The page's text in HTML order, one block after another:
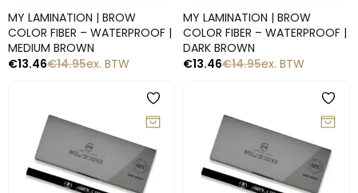
Snelle blik
MY LAMINATION | BROW
COLOR FIBER – WATERPROOF |
MEDIUM BROWN
€14.95
€13.46 ex. BTW
Snelle blik
MY LAMINATION | BROW
COLOR FIBER – WATERPROOF |
DARK BROWN
€14.95
€13.46 ex. BTW